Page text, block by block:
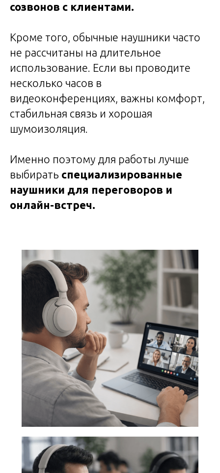
созвонов с клиентами.
Кроме того, обычные наушники часто
не рассчитаны на длительное
использование. Если вы проводите
несколько часов в
видеоконференциях, важны комфорт,
стабильная связь и хорошая
шумоизоляция.
Именно поэтому для работы лучше
выбирать специализированные
наушники для переговоров и
онлайн-встреч.